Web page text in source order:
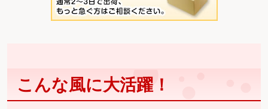
こんな風に大活躍！